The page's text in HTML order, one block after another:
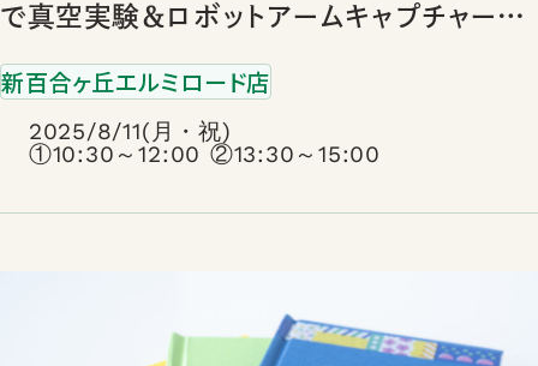
で真空実験＆ロボットアームキャプチャー作
り
新百合ヶ丘エルミロード店
2025/8/11(月・祝)
①10:30～12:00 ②13:30～15:00